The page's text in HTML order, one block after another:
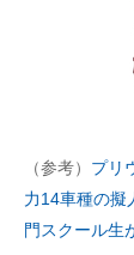
（参考） プリ
力14車種の擬
門スクール生